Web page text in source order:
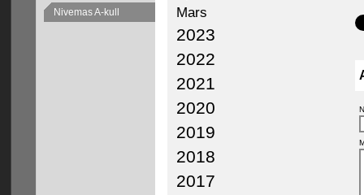
Nivemas A-kull
Mars
2023
2022
2021
2020
2019
2018
2017